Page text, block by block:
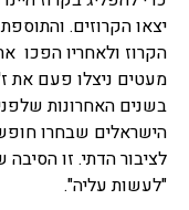
יצאו הקרוזים.
הקרוז ולאחריו הפכו
מעטים ניצלו פעם את
בשנים האחרונות
הישראלים שבחרו
לציבור הדתי. זו
"לעשות עליה".